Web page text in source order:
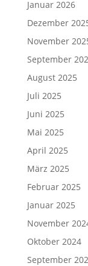
Januar 2026
Dezember
November
September
August 2025
Juli 2025
Juni 2025
Mai 2025
April 2025
März 2025
Februar 2025
Januar 2025
November
Oktober 2024
September